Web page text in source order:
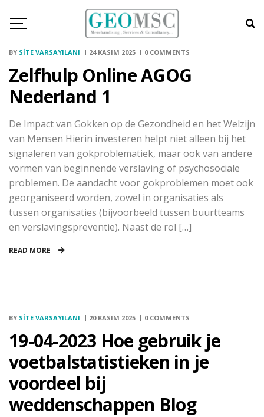
BY SITE VARSAYILANI 24 KASIM 2025 0 COMMENTS
Zelfhulp Online AGOG
Nederland 1
De Impact van Gokken op de Gezondheid en het Welzijn
van Mensen Hierin investeren helpt niet alleen bij het
signaleren van gokproblematiek, maar ook van andere
vormen van beginnende verslaving of psychosociale
problemen. De aandacht voor gokproblemen moet ook
georganiseerd worden, zowel in organisaties als
tussen organisaties (bijvoorbeeld tussen buurtteams
en verslavingspreventie). Naast de rol […]
READ MORE
BY SITE VARSAYILANI 20 KASIM 2025 0 COMMENTS
19-04-2023 Hoe gebruik je
voetbalstatistieken in je
voordeel bij
weddenschappen Blog